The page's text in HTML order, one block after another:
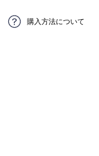
購入方法について